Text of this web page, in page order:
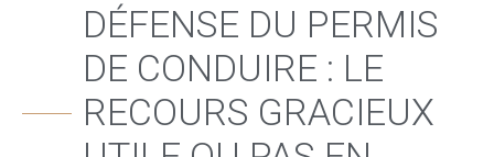
DÉFENSE DU PERMIS
DE CONDUIRE : LE
RECOURS GRACIEUX